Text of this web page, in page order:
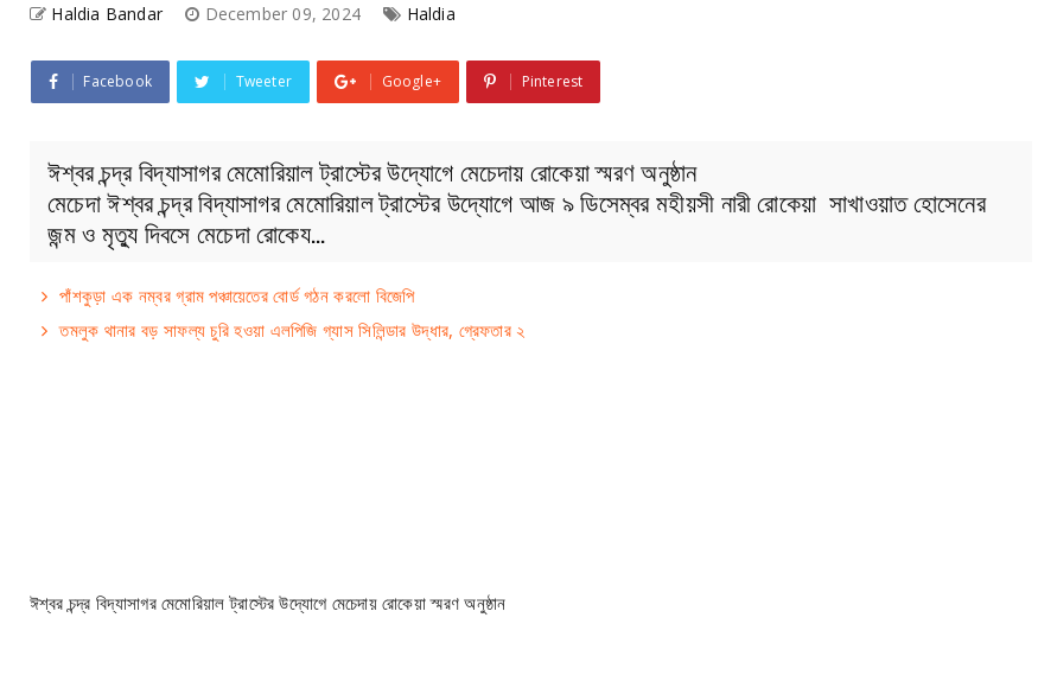
Haldia Bandar December 09, 2024 Haldia
Facebook Tweeter Google+ Pinterest
ঈশ্বর চন্দ্র বিদ্যাসাগর মেমোরিয়াল ট্রাস্টের উদ্যোগে মেচেদায় রোকেয়া স্মরণ অনুষ্ঠান
মেচেদা ঈশ্বর চন্দ্র বিদ্যাসাগর মেমোরিয়াল ট্রাস্টের উদ্যোগে আজ ৯ ডিসেম্বর মহীয়সী নারী রোকেয়া সাখাওয়াত হোসেনের
জন্ম ও মৃত্যু দিবসে মেচেদা রোকেয…
পাঁশকুড়া এক নম্বর গ্রাম পঞ্চায়েতের বোর্ড গঠন করলো বিজেপি
তমলুক থানার বড় সাফল্য চুরি হওয়া এলপিজি গ্যাস সিলিন্ডার উদ্ধার, গ্রেফতার ২
ঈশ্বর চন্দ্র বিদ্যাসাগর মেমোরিয়াল ট্রাস্টের উদ্যোগে মেচেদায় রোকেয়া স্মরণ অনুষ্ঠান